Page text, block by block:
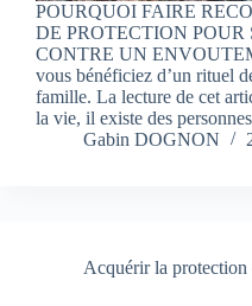
POURQUOI FAIRE
DE PROTECTION
CONTRE UN
vous bénéficiez d’un rituel
famille. La lecture de cet
la vie, il existe des
Gabin DOGNON
Acquérir la protection